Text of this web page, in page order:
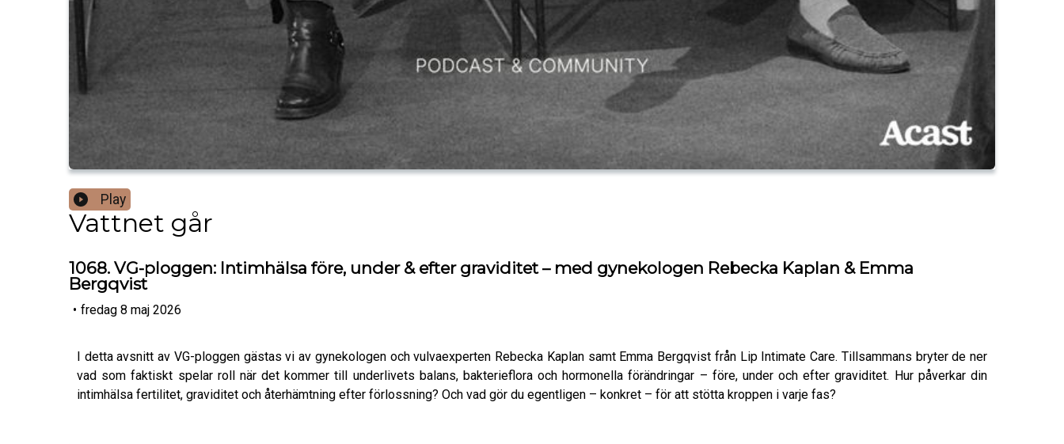
Play
Vattnet går
1068. VG-ploggen: Intimhälsa före, under & efter graviditet – med gynekologen Rebecka Kaplan & Emma
Bergqvist
• fredag 8 maj 2026
I detta avsnitt av VG-ploggen gästas vi av gynekologen och vulvaexperten Rebecka Kaplan samt Emma Bergqvist från Lip Intimate Care. Tillsammans bryter de ner
vad som faktiskt spelar roll när det kommer till underlivets balans, bakterieflora och hormonella förändringar – före, under och efter graviditet. Hur påverkar din
intimhälsa fertilitet, graviditet och återhämtning efter förlossning? Och vad gör du egentligen – konkret – för att stötta kroppen i varje fas?